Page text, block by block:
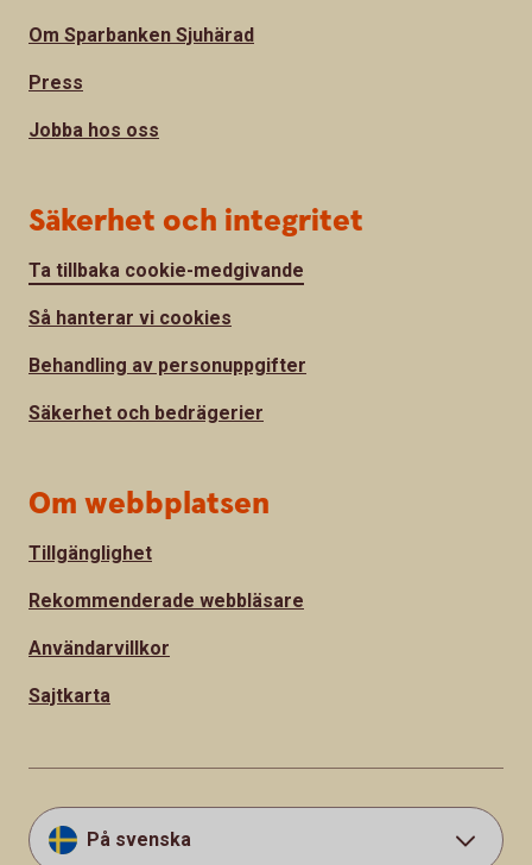
Om Sparbanken Sjuhärad
Press
Jobba hos oss
Säkerhet och integritet
Ta tillbaka cookie-medgivande
Så hanterar vi cookies
Behandling av personuppgifter
Säkerhet och bedrägerier
Om webbplatsen
Tillgänglighet
Rekommenderade webbläsare
Användarvillkor
Sajtkarta
På svenska